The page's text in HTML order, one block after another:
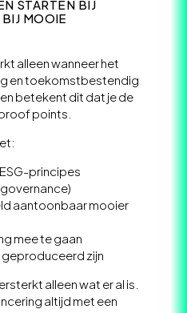
STARTEN BIJ
MOOIE
alleen wanneer het
en toekomstbestendig
betekent dit dat je de
points.
principes
aantoonbaar mooier
mee te gaan
zijn
alleen wat er al is.
altijd met een